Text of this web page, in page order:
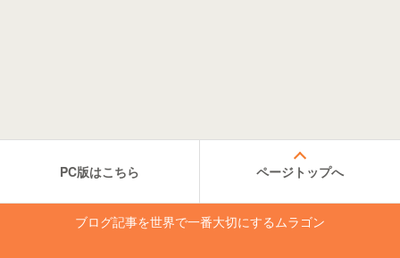
PC版はこちら ページトップへ
ブログ記事を世界で一番大切にするムラゴン